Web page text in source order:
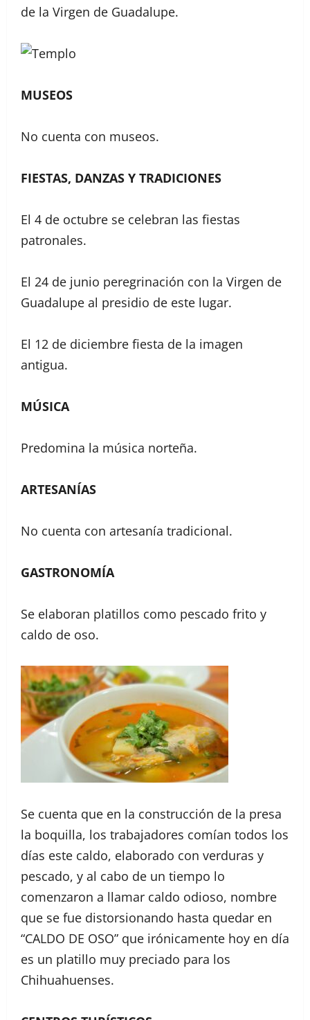
de la Virgen de Guadalupe.
MUSEOS
No cuenta con museos.
FIESTAS, DANZAS Y TRADICIONES
El 4 de octubre se celebran las fiestas
patronales.
El 24 de junio peregrinación con la Virgen de
Guadalupe al presidio de este lugar.
El 12 de diciembre fiesta de la imagen
antigua.
MÚSICA
Predomina la música norteña.
ARTESANÍAS
No cuenta con artesanía tradicional.
GASTRONOMÍA
Se elaboran platillos como pescado frito y
caldo de oso.
Se cuenta que en la construcción de la presa
la boquilla, los trabajadores comían todos los
días este caldo, elaborado con verduras y
pescado, y al cabo de un tiempo lo
comenzaron a llamar caldo odioso, nombre
que se fue distorsionando hasta quedar en
“CALDO DE OSO” que irónicamente hoy en día
es un platillo muy preciado para los
Chihuahuenses.